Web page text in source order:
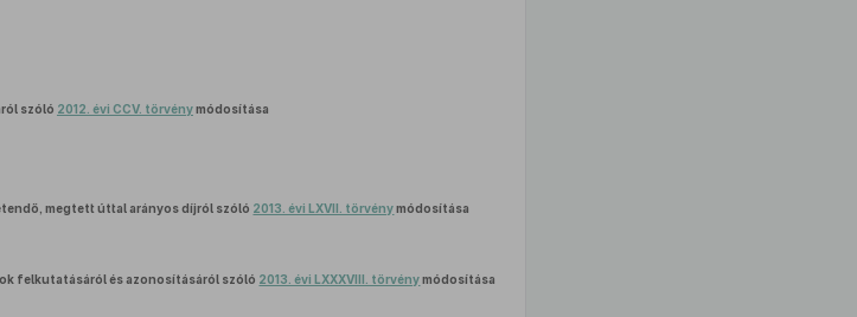
szóló 2012. évi CCV. törvénymódosítása
megtett úttal arányos díjról szóló 2013. évi LXVII. törvénymódosítása
felkutatásáról és azonosításáról szóló 2013. évi LXXXVIII. törvénymódosítása